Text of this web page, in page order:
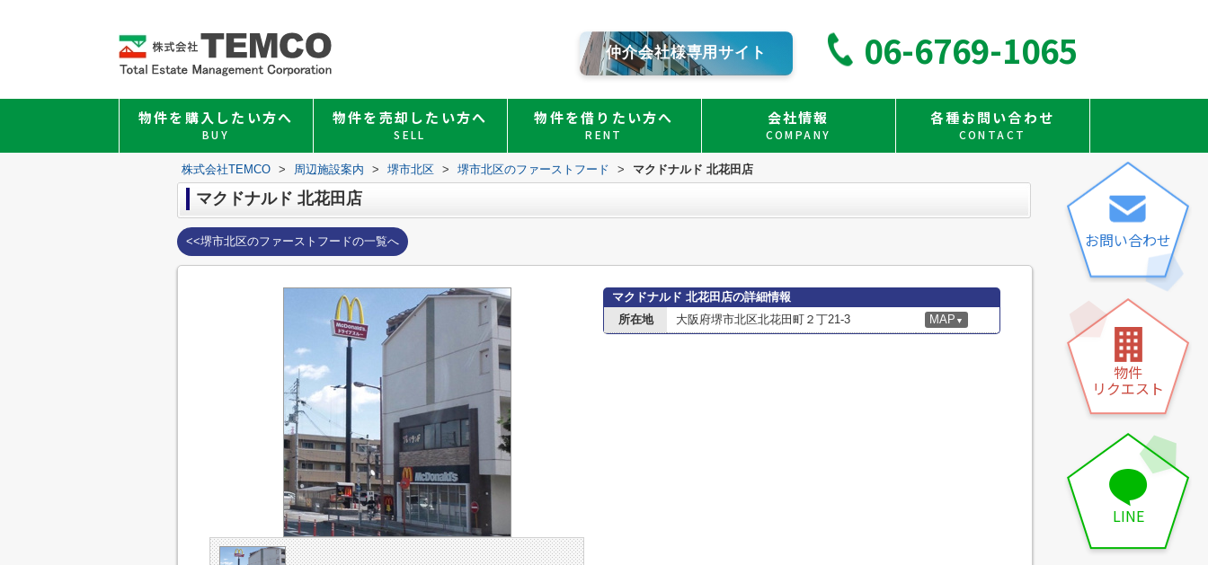
仲介会社様専用サイト 06-6769-1065
物件を購入したい方へ
BUY
物件を売却したい方へ
SELL
物件を借りたい方へ
RENT
会社情報
COMPANY
各種お問い合わせ
CONTACT
株式会社TEMCO > 周辺施設案内 > 堺市北区 > 堺市北区のファーストフード > マクドナルド 北花田店
マクドナルド 北花田店
<<堺市北区のファーストフードの一覧へ
マクドナルド 北花田店の詳細情報
所在地
大阪府堺市北区北花田町２丁21-3 MAP ▼
お問い合わせ
物件
リクエスト
LINE